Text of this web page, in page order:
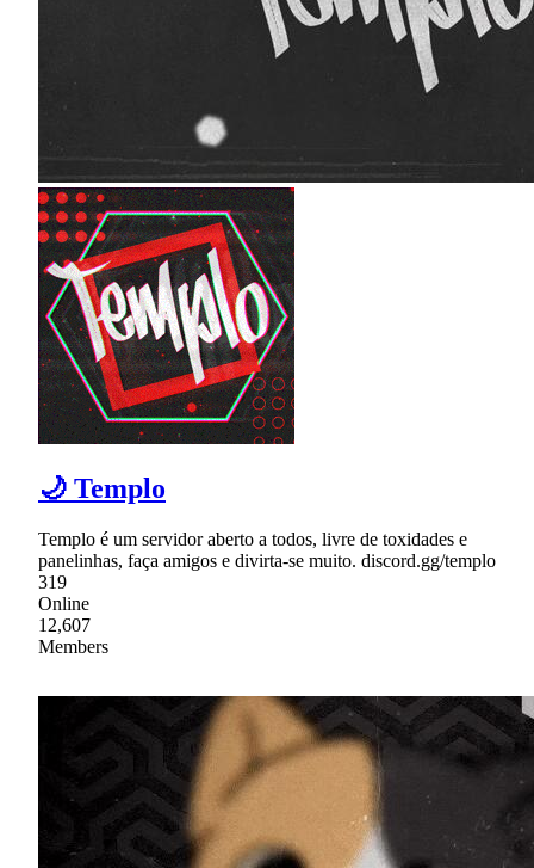
🌙 Templo
Templo é um servidor aberto a todos, livre de toxidades e
panelinhas, faça amigos e divirta-se muito. discord.gg/templo
319
Online
12,607
Members